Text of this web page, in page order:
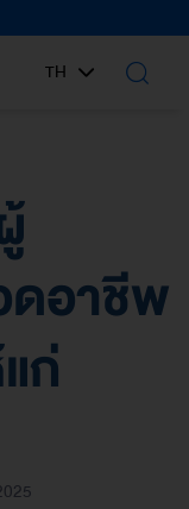
TH
EN
ดอาชีพ
ก่